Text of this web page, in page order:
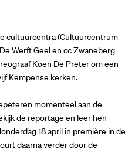
cultuurcentra (Cultuurcentrum
Werft Geel en cc Zwaneberg
Koen De Preter om een
Kempense kerken.
momenteel aan de
de reportage en leer hen
18 april in première in de
daarna verder door de